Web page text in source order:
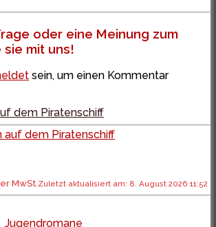
oder eine Meinung zum
sie mit uns!
sein, um einen Kommentar
dem Piratenschiff
MwSt.Zuletzt aktualisiert am: 8. August 2026 11:52
Jugendromane